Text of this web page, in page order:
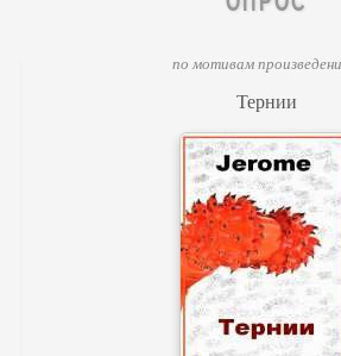
по мотивам
Тернии